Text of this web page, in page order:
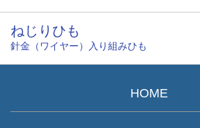
ねじりひも
針金（ワイヤー）入り組みひも
HOME